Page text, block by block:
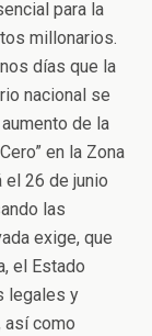
para la
millonarios.
días que la
nacional se
de la
en la Zona
26 de junio
las
exige, que
el Estado
legales y
así como